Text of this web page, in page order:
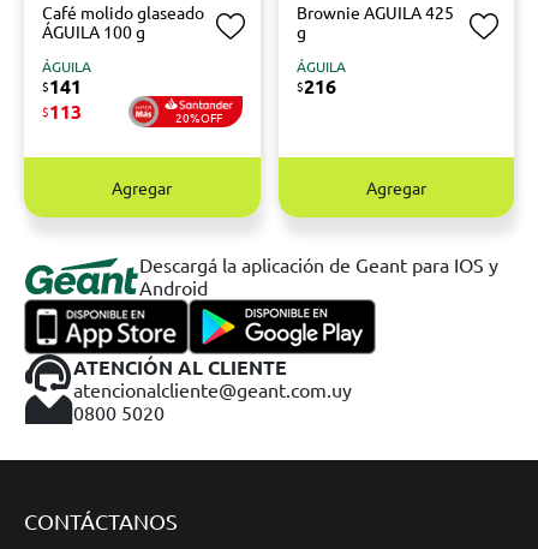
Café molido glaseado
ÁGUILA 100 g
ÁGUILA
$141
$113 20%OFF
Agregar
Brownie AGUILA 425
g
ÁGUILA
$216
Agregar
Descargá la aplicación de Geant para IOS y
Android
ATENCIÓN AL CLIENTE
atencionalcliente@geant.com.uy
0800 5020
CONTÁCTANOS